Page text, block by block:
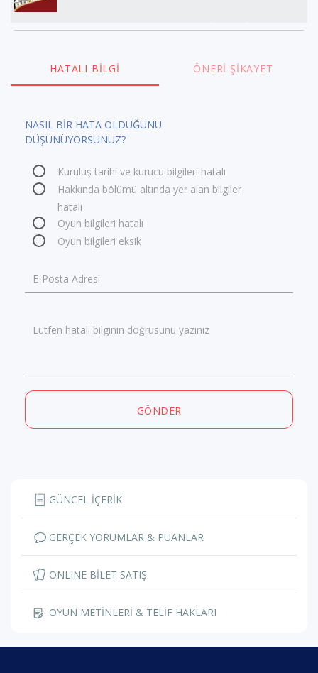
HATALI BILGI ÖNERI ŞIKAYET
NASIL BİR HATA OLDUĞUNU
DÜŞÜNÜYORSUNUZ?
Kuruluş tarihi ve kurucu bilgileri hatalı
Hakkında bölümü altında yer alan bilgiler
hatalı
Oyun bilgileri hatalı
Oyun bilgileri eksik
E-Posta Adresi
Lütfen hatalı bilginin doğrusunu yazınız
GÖNDER
GÜNCEL İÇERİK
GERÇEK YORUMLAR & PUANLAR
ONLINE BİLET SATIŞ
OYUN METİNLERİ & TELİF HAKLARI